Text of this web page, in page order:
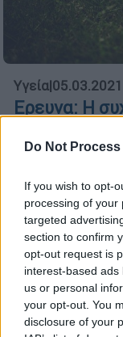
Do Not
If you wish to opt-
processing of your
targeted
section to confirm
opt-out request is
interest-based
us or personal
your opt-out. You
disclosure of your
Υγεία|
Ερευνα: Η
τους
δείκτη
Η χρήση
πηγή μεγάλης